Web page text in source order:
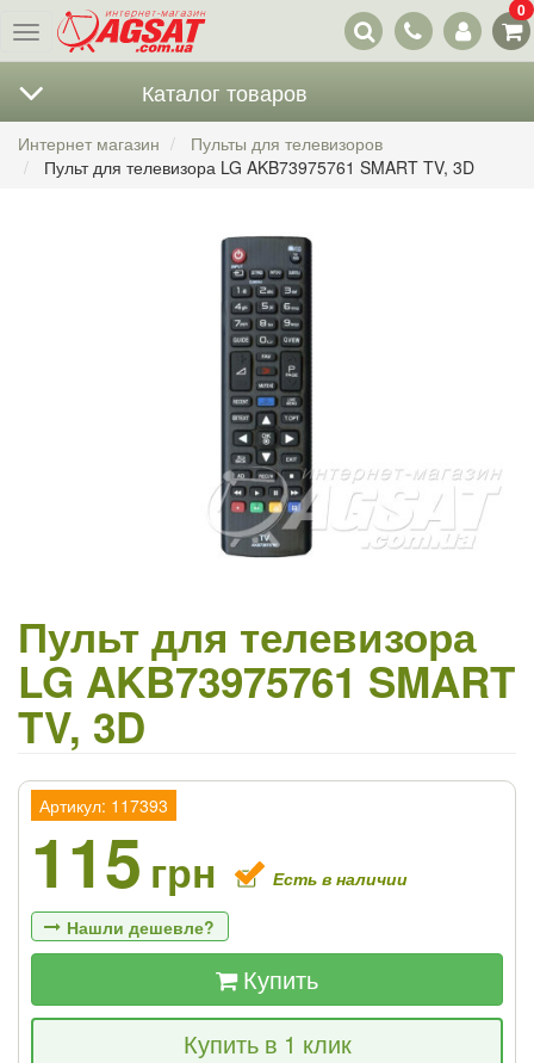
Меню
Наши
контакты
0
Каталог товаров
Интернет магазин
Пульты для телевизоров
Пульт для телевизора LG AKB73975761 SMART TV, 3D
Пульт для телевизора
LG AKB73975761 SMART
TV, 3D
Артикул: 117393
115 грн Есть в наличии
Нашли дешевле?
Если Вы найдете товар дешевле - мы
снизим цену и подарим % от разницы
Купить
Купить в 1 клик